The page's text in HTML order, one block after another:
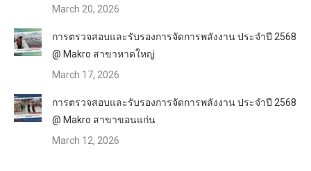
March 20, 2026
การตรวจสอบและรับรองการจัดการพลังงาน ประจำปี 2568
@ Makro สาขาหาดใหญ่
March 17, 2026
การตรวจสอบและรับรองการจัดการพลังงาน ประจำปี 2568
@ Makro สาขาขอนแก่น
March 12, 2026